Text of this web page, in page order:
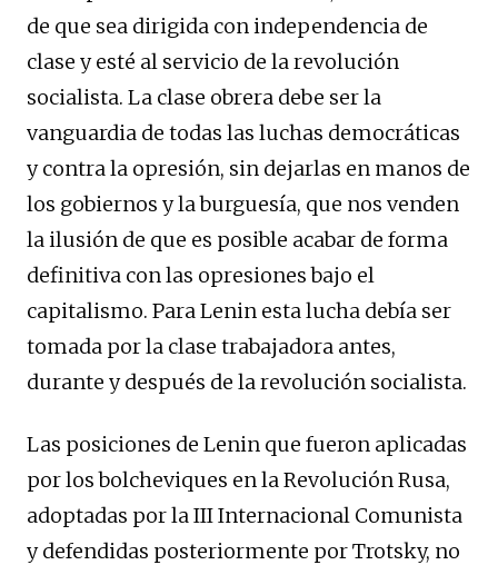
de que sea dirigida con independencia de
clase y esté al servicio de la revolución
socialista. La clase obrera debe ser la
vanguardia de todas las luchas democráticas
y contra la opresión, sin dejarlas en manos de
los gobiernos y la burguesía, que nos venden
la ilusión de que es posible acabar de forma
definitiva con las opresiones bajo el
capitalismo. Para Lenin esta lucha debía ser
tomada por la clase trabajadora antes,
durante y después de la revolución socialista.
Las posiciones de Lenin que fueron aplicadas
por los bolcheviques en la Revolución Rusa,
adoptadas por la III Internacional Comunista
y defendidas posteriormente por Trotsky, no